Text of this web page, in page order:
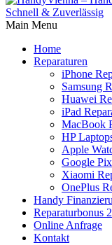
Main Menu
Home
Reparaturen
iPhone
Samsung
Huawei
iPad
MacBook
HP
Apple
Google
Xiaomi
OnePlus
Handy
Reparaturbonus
Online Anfrage
Kontakt